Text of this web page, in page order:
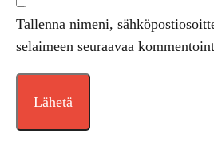
Tallenna nimeni,
selaimeen seuraavaa